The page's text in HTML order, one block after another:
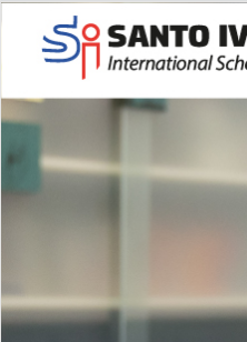
Novidades 2026 High School
Inglês